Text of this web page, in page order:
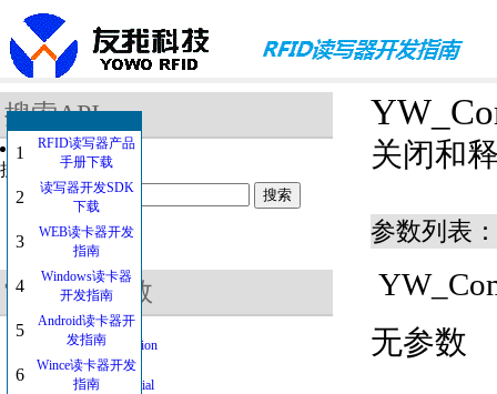
搜索API
搜索的函数：
常用API函数
YW_GetDLLVersion
DES
YW_USBHIDInitial
关闭和
参数列表：
无参数
1
RFID读写器产品
手册下载
2
读写器开发SDK
下载
3
WEB读卡器开发
指南
4
Windows读卡器
开发指南
5
Android读卡器开
发指南
6
Wince读卡器开发
指南